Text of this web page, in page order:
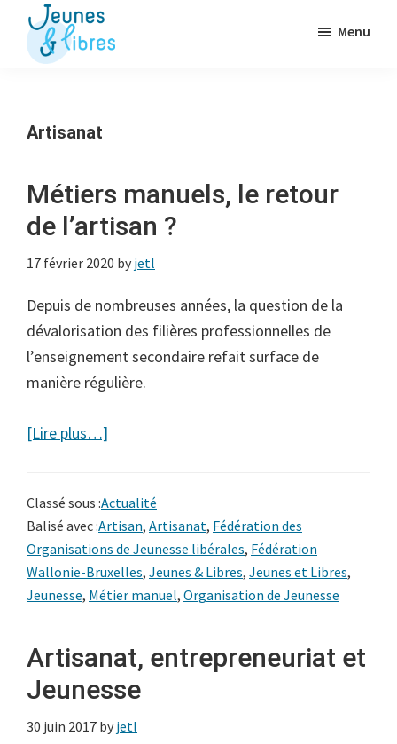
Passer
contenu
des
libérales
Menu
Artisanat
Métiers manuels, le retour
de l’artisan ?
17 février 2020 by jetl
Depuis de nombreuses années, la question de la
dévalorisation des filières professionnelles de
l’enseignement secondaire refait surface de
manière régulière.
[Lire plus…]
le
retour
de
l’artisan
Classé sous :Actualité
Balisé avec :Artisan, Artisanat, Fédération des
Organisations de Jeunesse libérales, Fédération
Wallonie-Bruxelles, Jeunes & Libres, Jeunes et Libres,
Jeunesse, Métier manuel, Organisation de Jeunesse
Artisanat, entrepreneuriat et
Jeunesse
30 juin 2017 by jetl